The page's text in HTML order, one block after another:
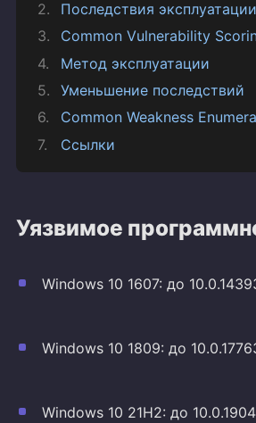
Последствия эксплуатации
Common Vulnerability
Метод эксплуатации
Уменьшение последствий
Common Weakness
Ссылки
Уязвимое
Windows 10 1607: до
Windows 10 1809: до
Windows 10 21H2: до